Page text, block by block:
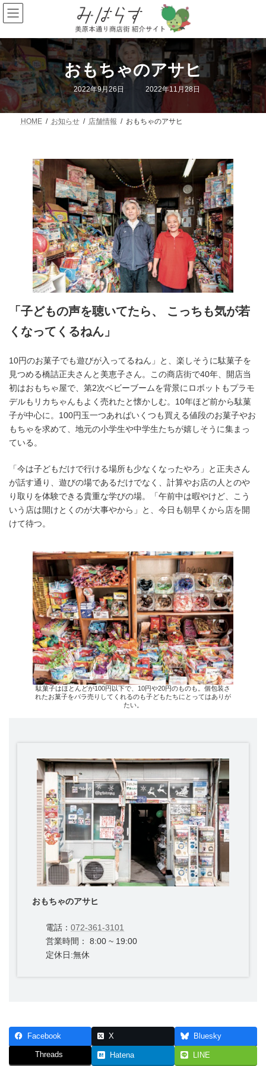
コ
ン
テ
ン
ツ
へ
ス
キ
ッ
ナ
ビ
ゲ
ー
シ
ョ
ン
に
移
おもちゃのアサヒ
2022年9月26日
最
時
2022年11月28日
HOME お知らせ 店舗情報 おもちゃのアサヒ
「子どもの声を聴いてたら、 こっちも気が若
くなってくるねん」
10円のお菓子でも遊びが入ってるねん」と、楽しそうに駄菓子を
見つめる橋詰正夫さんと美恵子さん。この商店街で40年、開店当
初はおもちゃ屋で、第2次ベビーブームを背景にロボットもプラモ
デルもリカちゃんもよく売れたと懐かしむ。10年ほど前から駄菓
子が中心に。100円玉一つあればいくつも買える値段のお菓子やお
もちゃを求めて、地元の小学生や中学生たちが嬉しそうに集まっ
ている。
「今は子どもだけで行ける場所も少なくなったやろ」と正夫さん
が話す通り、遊びの場であるだけでなく、計算やお店の人とのや
り取りを体験できる貴重な学びの場。「午前中は暇やけど、こう
いう店は開けとくのが大事やから」と、今日も朝早くから店を開
けて待つ。
駄菓子はほとんどが100円以下で、10円や20円のものも。個包装さ
れたお菓子をバラ売りしてくれるのも子どもたちにとってはありが
たい。
おもちゃのアサヒ
電話：072-361-3101
営業時間： 8:00 ~ 19:00
定休日:無休
Facebook X Bluesky
Threads Hatena LINE